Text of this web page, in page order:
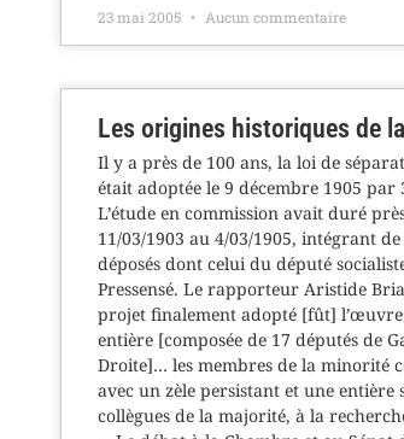
23 mai 2005 Aucun commentaire
Les origines historiques de
Il y a près de 100 ans, la loi de
était adoptée le 9 décembre 1905 par
L’étude en commission avait duré
11/03/1903 au 4/03/1905, intégrant
déposés dont celui du député
Pressensé. Le rapporteur Aristide
projet finalement adopté [fût]
entière [composée de 17 députés de
Droite]… les membres de la minorité
avec un zèle persistant et une entière
collègues de la majorité, à la